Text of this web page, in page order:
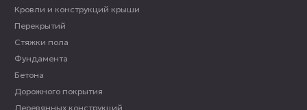
Кровли и конструкций крыши
Перекрытий
Стяжки пола
Фундамента
Бетона
Дорожного покрытия
Деревянных конструкций